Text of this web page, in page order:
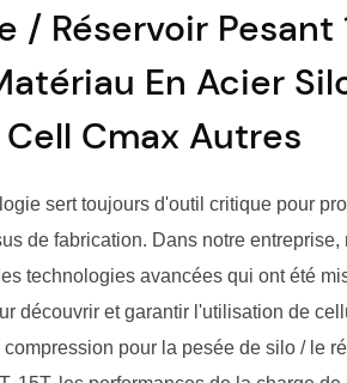
/ Réservoir Pesant
En Acier
Cell Cmax Autres
sert toujours d'outil critique pour
de fabrication. Dans notre entreprise,
technologies avancées qui ont été
découvrir et garantir l'utilisation de
compression pour la pesée de silo / le